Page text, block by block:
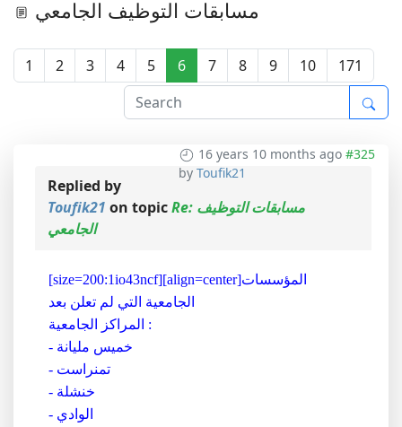
مسابقات التوظيف الجامعي
1 2 3 4 5 6 7 8 9 10 171
16 years 10 months ago #325
by Toufik21
Replied by
Toufik21 on topicRe: مسابقات التوظيف
الجامعي
[size=200:1io43ncf][align=center]المؤسسات
الجامعية التي لم تعلن بعد
المراكز الجامعية :
- خميس مليانة
- تمنراست
- خنشلة
- الوادي